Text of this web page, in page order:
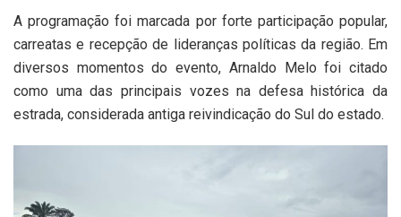
A programação foi marcada por forte participação popular,
carreatas e recepção de lideranças políticas da região. Em
diversos momentos do evento, Arnaldo Melo foi citado
como uma das principais vozes na defesa histórica da
estrada, considerada antiga reivindicação do Sul do estado.